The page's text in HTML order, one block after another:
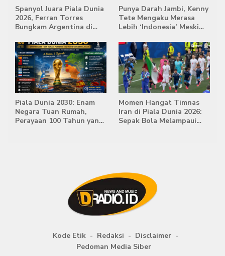
Spanyol Juara Piala Dunia
2026, Ferran Torres
Bungkam Argentina di
Punya Darah Jambi, Kenny
Tete Mengaku Merasa
Lebih ‘Indonesia’ Meski
Piala Dunia 2030: Enam
Negara Tuan Rumah,
Perayaan 100 Tahun yang
Momen Hangat Timnas
Iran di Piala Dunia 2026:
Sepak Bola Melampaui
Kode Etik Redaksi
Disclaimer
Pedoman Media Siber